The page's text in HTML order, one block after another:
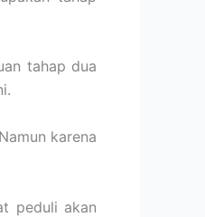
tahap dua
karena
peduli akan